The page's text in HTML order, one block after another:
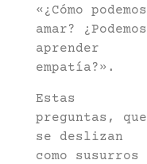
«¿Cómo podemos
amar? ¿Podemos
aprender
empatía?».
Estas
preguntas, que
se deslizan
como susurros